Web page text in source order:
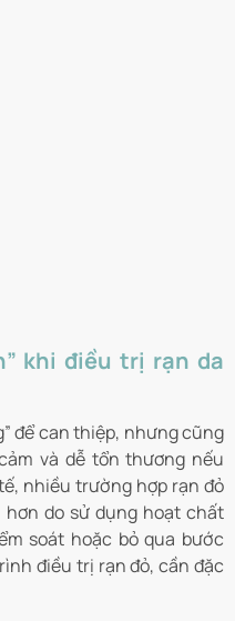
khi điều trị rạn da
để can thiệp, nhưng cũng
và dễ tổn thương nếu
nhiều trường hợp rạn đỏ
do sử dụng hoạt chất
soát hoặc bỏ qua bước
điều trị rạn đỏ, cần đặc